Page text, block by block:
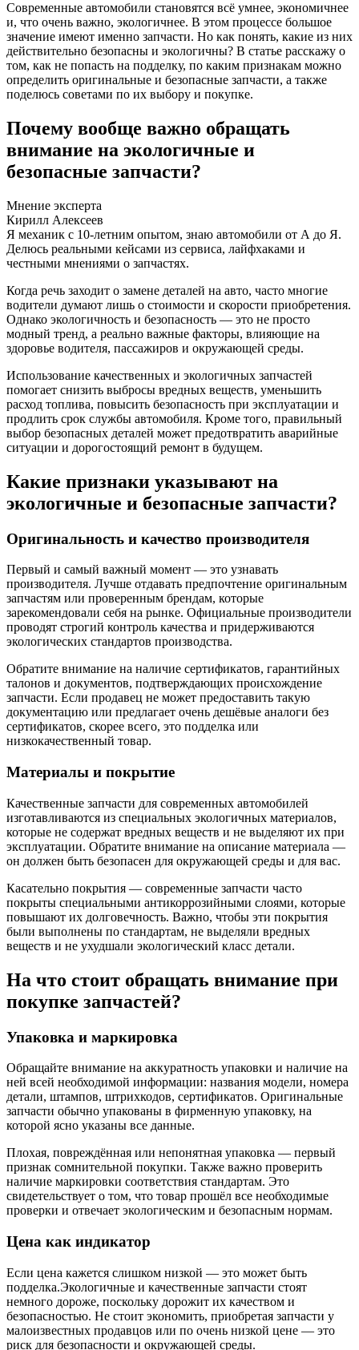
Современные автомобили становятся всё умнее, экономичнее
и, что очень важно, экологичнее. В этом процессе большое
значение имеют именно запчасти. Но как понять, какие из них
действительно безопасны и экологичны? В статье расскажу о
том, как не попасть на подделку, по каким признакам можно
определить оригинальные и безопасные запчасти, а также
поделюсь советами по их выбору и покупке.
Почему вообще важно обращать
внимание на экологичные и
безопасные запчасти?
Мнение эксперта
Кирилл Алексеев
Я механик с 10-летним опытом, знаю автомобили от А до Я.
Делюсь реальными кейсами из сервиса, лайфхаками и
честными мнениями о запчастях.
Когда речь заходит о замене деталей на авто, часто многие
водители думают лишь о стоимости и скорости приобретения.
Однако экологичность и безопасность — это не просто
модный тренд, а реально важные факторы, влияющие на
здоровье водителя, пассажиров и окружающей среды.
Использование качественных и экологичных запчастей
помогает снизить выбросы вредных веществ, уменьшить
расход топлива, повысить безопасность при эксплуатации и
продлить срок службы автомобиля. Кроме того, правильный
выбор безопасных деталей может предотвратить аварийные
ситуации и дорогостоящий ремонт в будущем.
Какие признаки указывают на
экологичные и безопасные запчасти?
Оригинальность и качество производителя
Первый и самый важный момент — это узнавать
производителя. Лучше отдавать предпочтение оригинальным
запчастям или проверенным брендам, которые
зарекомендовали себя на рынке. Официальные производители
проводят строгий контроль качества и придерживаются
экологических стандартов производства.
Обратите внимание на наличие сертификатов, гарантийных
талонов и документов, подтверждающих происхождение
запчасти. Если продавец не может предоставить такую
документацию или предлагает очень дешёвые аналоги без
сертификатов, скорее всего, это подделка или
низкокачественный товар.
Материалы и покрытие
Качественные запчасти для современных автомобилей
изготавливаются из специальных экологичных материалов,
которые не содержат вредных веществ и не выделяют их при
эксплуатации. Обратите внимание на описание материала —
он должен быть безопасен для окружающей среды и для вас.
Касательно покрытия — современные запчасти часто
покрыты специальными антикоррозийными слоями, которые
повышают их долговечность. Важно, чтобы эти покрытия
были выполнены по стандартам, не выделяли вредных
веществ и не ухудшали экологический класс детали.
На что стоит обращать внимание при
покупке запчастей?
Упаковка и маркировка
Обращайте внимание на аккуратность упаковки и наличие на
ней всей необходимой информации: названия модели, номера
детали, штампов, штрихкодов, сертификатов. Оригинальные
запчасти обычно упакованы в фирменную упаковку, на
которой ясно указаны все данные.
Плохая, повреждённая или непонятная упаковка — первый
признак сомнительной покупки. Также важно проверить
наличие маркировки соответствия стандартам. Это
свидетельствует о том, что товар прошёл все необходимые
проверки и отвечает экологическим и безопасным нормам.
Цена как индикатор
Если цена кажется слишком низкой — это может быть
подделка.Экологичные и качественные запчасти стоят
немного дороже, поскольку дорожит их качеством и
безопасностью. Не стоит экономить, приобретая запчасти у
малоизвестных продавцов или по очень низкой цене — это
риск для безопасности и окружающей среды.